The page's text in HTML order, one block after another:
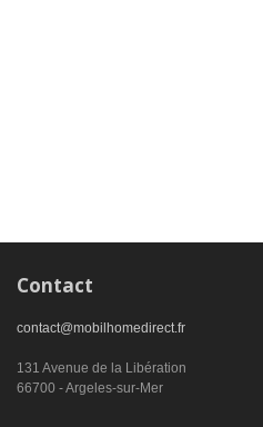
Contact
contact@mobilhomedirect.fr
131 Avenue de la Libération
66700 - Argeles-sur-Mer